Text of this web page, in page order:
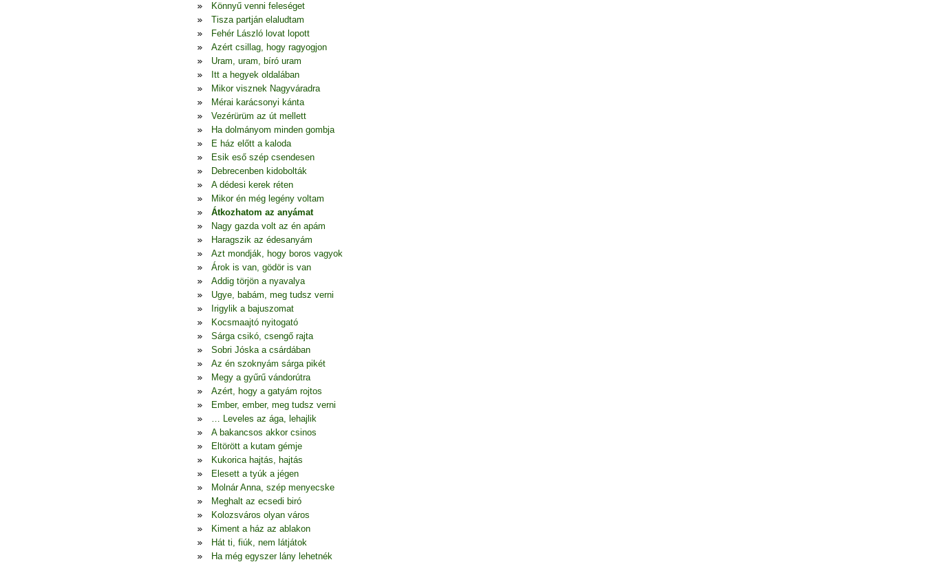
Könnyű venni feleséget
Tisza partján elaludtam
Fehér László lovat lopott
Azért csillag, hogy ragyogjon
Uram, uram, bíró uram
Itt a hegyek oldalában
Mikor visznek Nagyváradra
Mérai karácsonyi kánta
Vezérürüm az út mellett
Ha dolmányom minden gombja
E ház előtt a kaloda
Esik eső szép csendesen
Debrecenben kidobolták
A dédesi kerek réten
Mikor én még legény voltam
Átkozhatom az anyámat
Nagy gazda volt az én apám
Haragszik az édesanyám
Azt mondják, hogy boros vagyok
Árok is van, gödör is van
Addig törjön a nyavalya
Ugye, babám, meg tudsz verni
Irigylik a bajuszomat
Kocsmaajtó nyitogató
Sárga csikó, csengő rajta
Sobri Jóska a csárdában
Az én szoknyám sárga pikét
Megy a gyűrű vándorútra
Azért, hogy a gatyám rojtos
Ember, ember, meg tudsz verni
… Leveles az ága, lehajlik
A bakancsos akkor csinos
Eltörött a kutam gémje
Kukorica hajtás, hajtás
Elesett a tyúk a jégen
Molnár Anna, szép menyecske
Meghalt az ecsedi biró
Kolozsváros olyan város
Kiment a ház az ablakon
Hát ti, fiúk, nem látjátok
Ha még egyszer lány lehetnék